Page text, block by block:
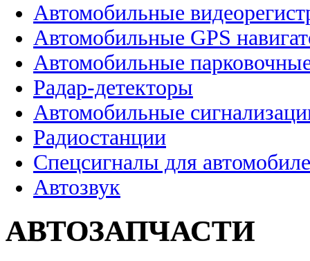
Автомобильные
Автомобильные GPS
Автомобильные
Радар-детекторы
Автомобильные
Радиостанции
Спецсигналы для
Автозвук
АВТОЗАПЧАСТИ